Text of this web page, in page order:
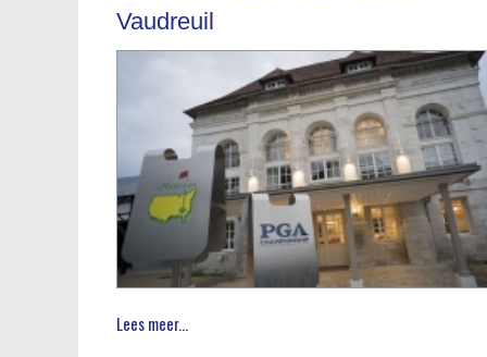
Vaudreuil
Lees meer...